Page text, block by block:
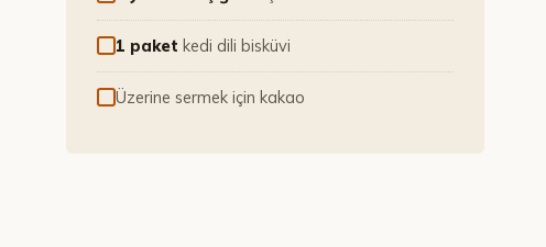
1 paket kedi dili bisküvi
Üzerine sermek için kakao